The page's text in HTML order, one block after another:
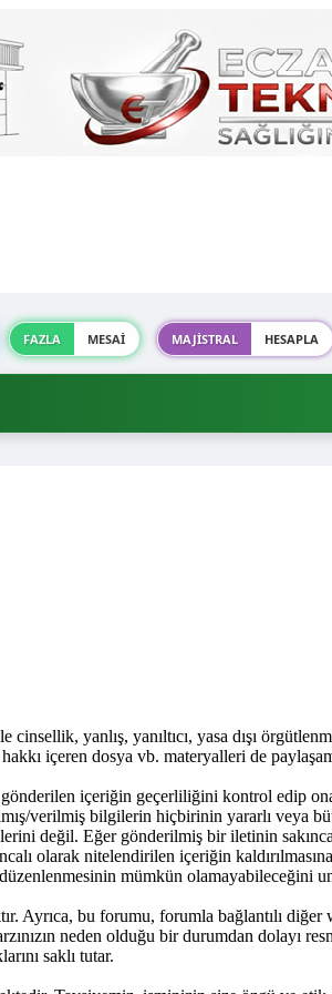
FAZLA MESAİ MAJİSTRAL HESAPLA
yanlış, yanıltıcı, yasa dışı
içeren dosya vb. materyalleri de
içeriğin geçerliliğini kontrol edip
verilmiş bilgilerin hiçbirinin yararlı veya
değil. Eğer gönderilmiş bir iletinin
olarak nitelendirilen içeriğin
düzenlenmesinin mümkün
Ayrıca, bu forumu, forumla bağlantılı
neden olduğu bir durumdan
saklı tutar.